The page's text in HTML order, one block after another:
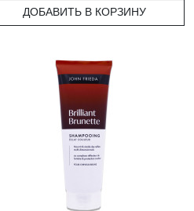
ДОБАВИТЬ В КОРЗИНУ